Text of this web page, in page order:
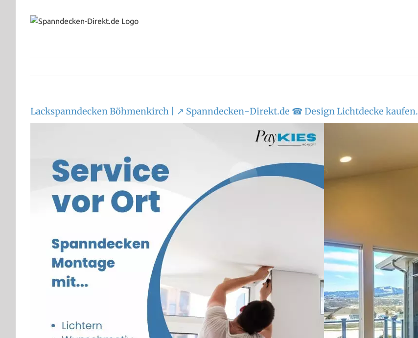
Lackspanndecken Böhmenkirch | ↗️ Spanndecken-Direkt.de ☎ Design Lichtdecke kaufen.